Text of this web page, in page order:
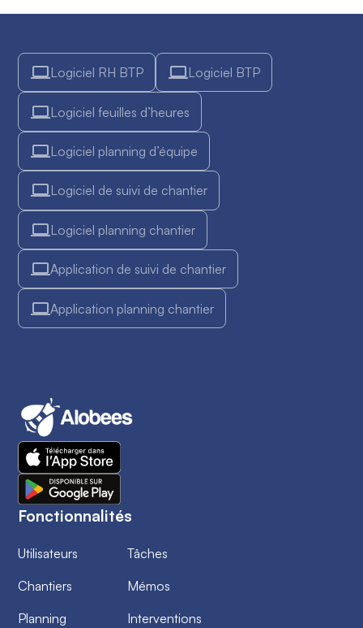
Logiciel RH BTP Logiciel BTP
Logiciel feuilles d’heures
Logiciel planning d’équipe
Logiciel de suivi de chantier
Logiciel planning chantier
Application de suivi de chantier
Application planning chantier
Fonctionnalités
Utilisateurs
Chantiers
Planning
Tâches
Mémos
Interventions